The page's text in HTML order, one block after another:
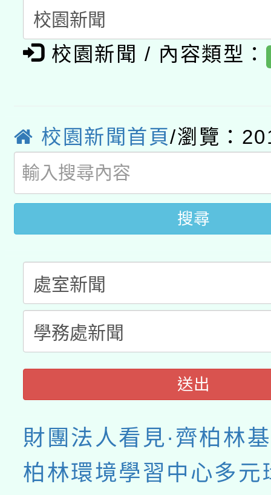
國立臺灣師範大學辦理
年度健康促進學校輔導
函轉國家教育研究院中
原住民族教育政策研討
轉知教育部國民及學前
方素養工作坊新北場」
函轉國立臺灣師範大學
「族語學習班」招生簡
文教學共融平台-教案
件」活動簡章
教育部國民及學前教育
年度COVID-19疫苗接
接種對象擴大為「滿6
接種之民眾」措施，延
月28日止
校園新聞 / 內容類型：
校園新聞首頁/瀏覽：
搜尋
送出
財團法人看見·齊柏林
柏林環境學習中心多元